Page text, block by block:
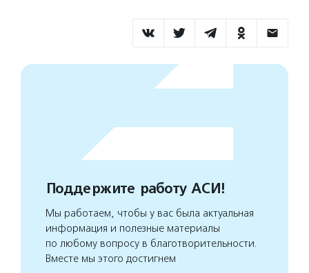
Поддержите работу АСИ!
Мы работаем, чтобы у вас была актуальная
информация и полезные материалы
по любому вопросу в благотворительности.
Вместе мы этого достигнем